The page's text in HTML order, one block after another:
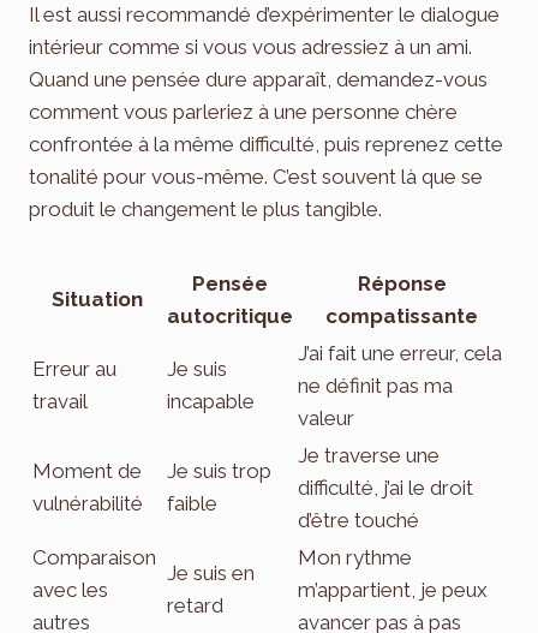
Il est aussi recommandé d’expérimenter le dialogue
intérieur comme si vous vous adressiez à un ami.
Quand une pensée dure apparaît, demandez-vous
comment vous parleriez à une personne chère
confrontée à la même difficulté, puis reprenez cette
tonalité pour vous-même. C’est souvent là que se
produit le changement le plus tangible.
Situation
Pensée
autocritique
Réponse
compatissante
Erreur au
travail
Je suis
incapable
J’ai fait une erreur, cela
ne définit pas ma
valeur
Moment de
vulnérabilité
Je suis trop
faible
Je traverse une
difficulté, j’ai le droit
d’être touché
Comparaison
avec les
autres
Je suis en
retard
Mon rythme
m’appartient, je peux
avancer pas à pas